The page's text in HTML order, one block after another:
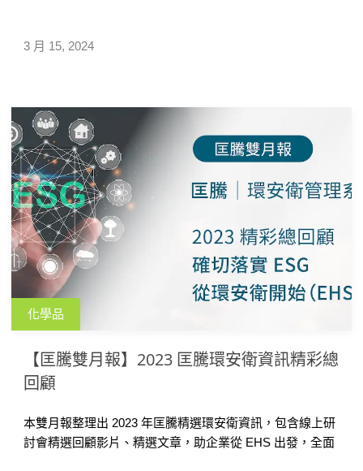
3 月 15, 2024
撰寫 SDS 必知的五大基本資訊集結成一篇文章，希望協助
化學品
【匡騰雙月報】2023 匡騰環安衛資訊精彩總
回顧
本雙月報整理出 2023 年匡騰精選環安衛資訊，包含線上研
討會精選回顧影片、精選文章，助企業從 EHS 出發，全面